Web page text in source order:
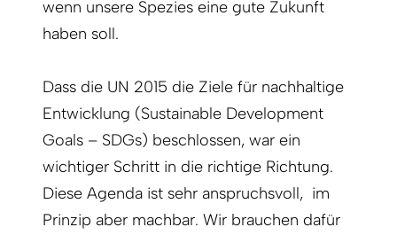
wenn unsere Spezies eine gute Zukunft
haben soll.
Dass die UN 2015 die Ziele für nachhaltige
Entwicklung (Sustainable Development
Goals – SDGs) beschlossen, war ein
wichtiger Schritt in die richtige Richtung.
Diese Agenda ist sehr anspruchsvoll, im
Prinzip aber machbar. Wir brauchen dafür